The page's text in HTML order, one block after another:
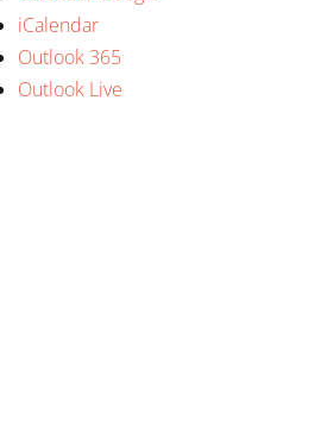
iCalendar
Outlook 365
Outlook Live